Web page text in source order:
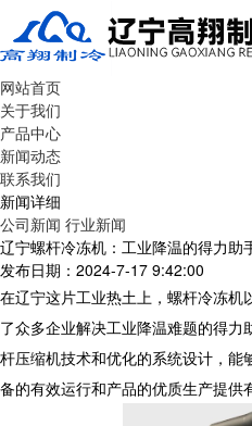
网站首页
关于我们
产品中心
新闻动态
联系我们
新闻详细
公司新闻 行业新闻
辽宁螺杆冷冻机：工业降温的得力助
发布日期：2024-7-17 9:42:00
在辽宁这片工业热土上，螺杆冷冻
了众多企业解决工业降温难题的得力
杆压缩机技术和优化的系统设计，
备的有效运行和产品的优质生产提供